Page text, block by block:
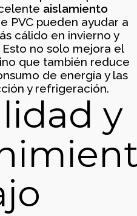
con
aislamiento
PVC pueden ayudar a
cálido en invierno y
no solo mejora el
que también reduce
de energía y las
y refrigeración.
y